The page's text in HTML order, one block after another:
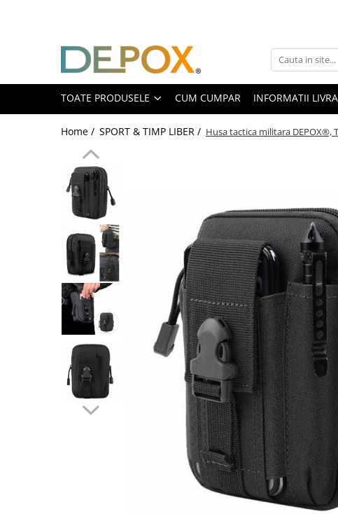
Toate Produsele
SPORT & TIMP LIBER
AUTOAPARARE
Pumnaluri si boxuri
Bastoane telescopice si nunceaguri
Spray autoaparare
Seturi & accesorii autoaparare
VANATOARE, DRUMETII & CAMPING
Cutite vanatoare
Briceaguri fluture & antrenament
Sabii & Macete
Accesorii tactice si sport
Accesori camping & drumetii
Topor camping
Seturi de cutite & accesorii
vanatoare si tactice
TOATE PRODUSELE CUM CUMPAR INFORMATII
Home / SPORT & TIMP LIBER / Husa tactica militara DEPOX®,